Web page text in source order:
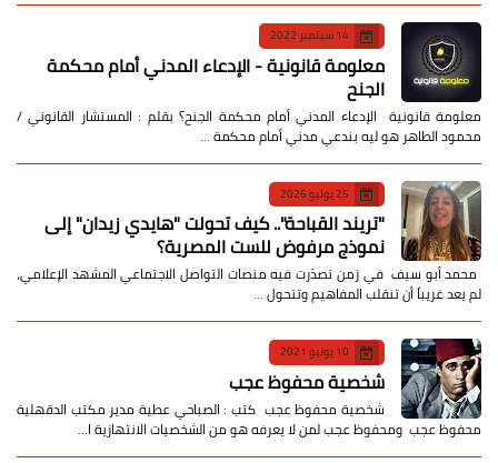
14 سبتمبر 2022
معلومة قانونية - الإدعاء المدني أمام محكمة
الجنح
معلومة قانونية الإدعاء المدني أمام محكمة الجنح؟ بقلم : المستشار القانوني /
محمود الطاهر هو ليه بندعي مدني أمام محكمة …
25 يوليو 2026
​"تريند القباحة".. كيف تحولت "هايدي زيدان" إلى
نموذج مرفوض للست المصرية؟
​ محمد أبو سيف ​في زمن تصدّرت فيه منصات التواصل الاجتماعي المشهد الإعلامي،
لم يعد غريباً أن تنقلب المفاهيم وتتحول …
10 يونيو 2021
شخصية محفوظ عجب
شخصية محفوظ عجب كتب : الصباحي عطية مدير مكتب الدقهلية
محفوظ عجب ومحفوظ عجب لمن لا يعرفه هو من الشخصيات الانتهازية ا…